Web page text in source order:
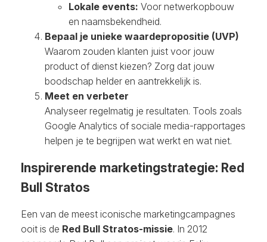
Lokale events: Voor netwerkopbouw
en naamsbekendheid.
Bepaal je unieke waardepropositie (UVP)
Waarom zouden klanten juist voor jouw
product of dienst kiezen? Zorg dat jouw
boodschap helder en aantrekkelijk is.
Meet en verbeter
Analyseer regelmatig je resultaten. Tools zoals
Google Analytics of sociale media-rapportages
helpen je te begrijpen wat werkt en wat niet.
Inspirerende marketingstrategie: Red
Bull Stratos
Een van de meest iconische marketingcampagnes
ooit is de Red Bull Stratos-missie. In 2012